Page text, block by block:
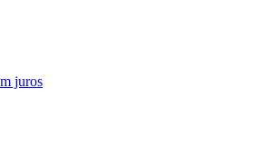
juros